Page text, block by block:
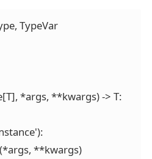
TypeVar
*args, **kwargs) -> T:
**kwargs)